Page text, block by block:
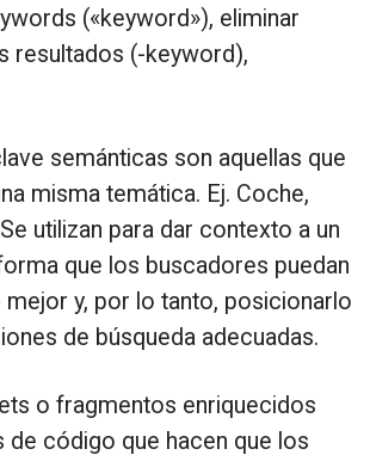
(«keyword»), eliminar
resultados (-keyword),
semánticas son aquellas que
misma temática. Ej. Coche,
utilizan para dar contexto a un
que los buscadores puedan
y, por lo tanto, posicionarlo
de búsqueda adecuadas.
o fragmentos enriquecidos
de código que hacen que los